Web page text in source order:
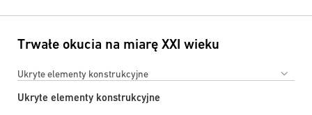
Trwałe okucia na miarę XXI wieku
Ukryte elementy konstrukcyjne
Ukryte elementy konstrukcyjne